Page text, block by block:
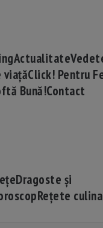
Actualitate
Click! Pentru
Bună!Contact
Dragoste și
Rețete